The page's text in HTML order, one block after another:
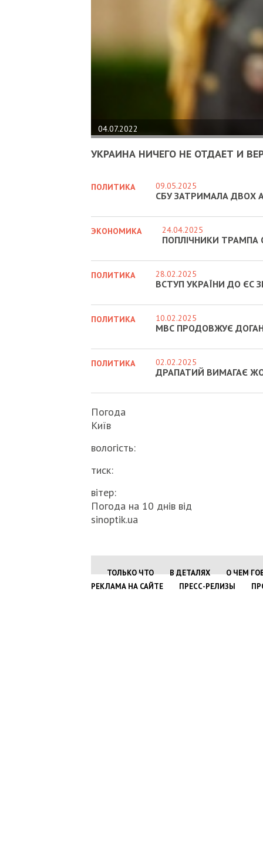
04.07.2022
УКРАИНА НИЧЕГО НЕ ОТДАЕТ И
ПОЛИТИКА 09.05.2025
СБУ ЗАТРИМАЛА ДВОХ
ЭКОНОМИКА 24.04.2025
ПОПЛІЧНИКИ ТРАМПА
ПОЛИТИКА 28.02.2025
ВСТУП УКРАЇНИ ДО ЄС
ПОЛИТИКА 10.02.2025
МВС ПРОДОВЖУЄ
ПОЛИТИКА 02.02.2025
ДРАПАТИЙ ВИМАГАЄ
Погода
Київ
вологість:
тиск:
вітер:
Погода на 10 днів від
sinoptik.ua
ТОЛЬКО ЧТО В ДЕТАЛЯХ
О ЧЕМ
РЕКЛАМА НА САЙТЕ
ПРЕСС-РЕЛИЗЫ